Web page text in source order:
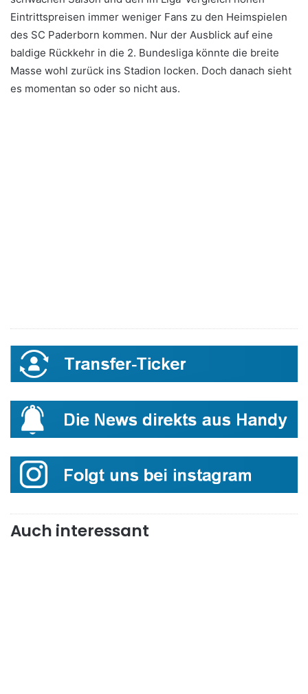
Eintrittspreisen immer weniger Fans zu den Heimspielen
des SC Paderborn kommen. Nur der Ausblick auf eine
baldige Rückkehr in die 2. Bundesliga könnte die breite
Masse wohl zurück ins Stadion locken. Doch danach sieht
es momentan so oder so nicht aus.
Auch interessant